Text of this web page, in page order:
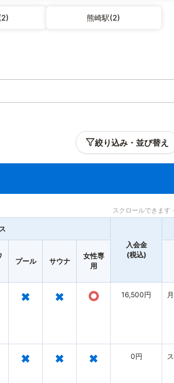
熊崎駅(2)
絞り込み・並び替え
スクロールできます
入会金
(税込)
プール サウナ
女性専
用
× × ○ 16,500円
× × × 0円